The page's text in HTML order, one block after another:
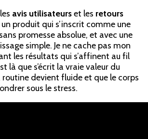
avis utilisateurset les retours
produit qui s’inscrit comme une
promesse absolue, et avec une
simple. Je ne cache pas mon
les résultats qui s’affinent au fil
là que s’écrit la vraie valeur du
devient fluide et que le corps
sous le stress.